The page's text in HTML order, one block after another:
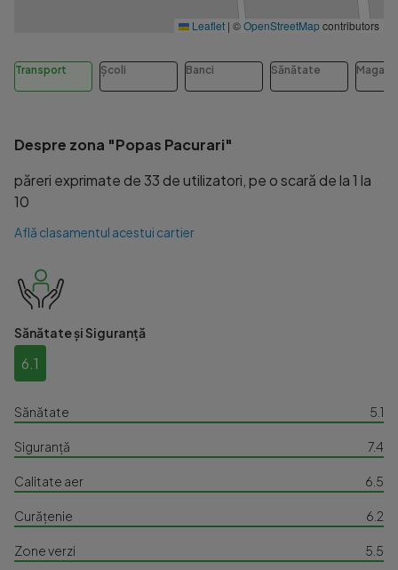
Leaflet | ©OpenStreetMapcontributors
Transport Școli Banci Sănătate
Despre zona "Popas Pacurari"
păreri exprimate de 33 de utilizatori, pe o scară de la 1 la
10
Află clasamentul acestui cartier
Sănătate și Siguranță
6.1
Sănătate 5.1
Siguranță 7.4
Calitate aer 6.5
Curățenie 6.2
Zone verzi 5.5